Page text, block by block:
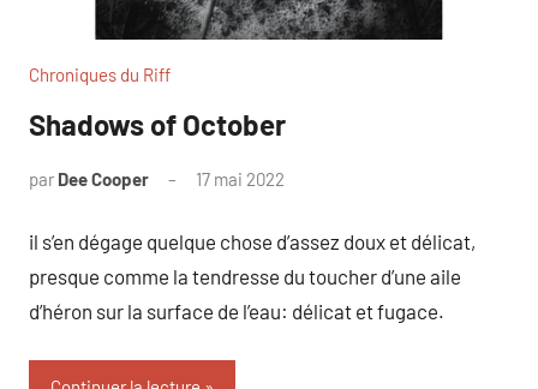
Chroniques du Riff
Shadows of October
par Dee Cooper 17 mai 2022
il s’en dégage quelque chose d’assez doux et délicat,
presque comme la tendresse du toucher d’une aile
d’héron sur la surface de l’eau: délicat et fugace.